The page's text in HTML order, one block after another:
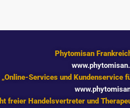
Phytomisan
„Online-Services und Kundenservice
freier Handelsvertreter und